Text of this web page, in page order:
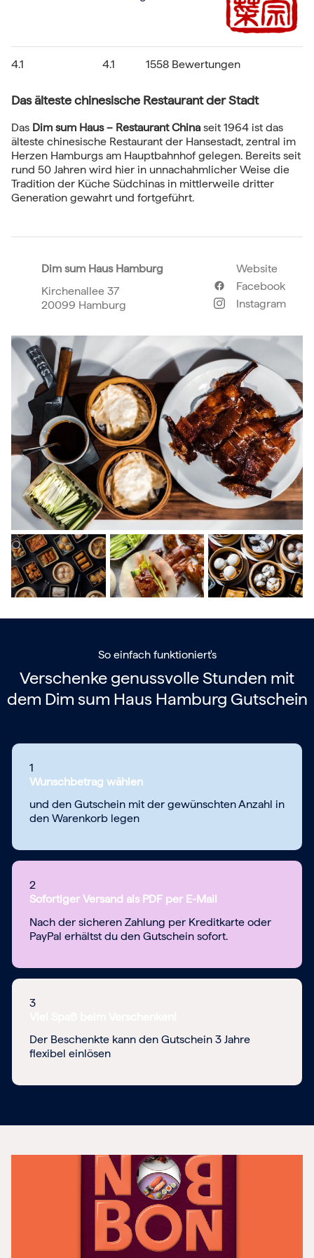
4.1 4.1 1558 Bewertungen
Das älteste chinesische Restaurant der Stadt
Das Dim sum Haus – Restaurant Chinaseit 1964 ist das
älteste chinesische Restaurant der Hansestadt, zentral im
Herzen Hamburgs am Hauptbahnhof gelegen. Bereits seit
rund 50 Jahren wird hier in unnachahmlicher Weise die
Tradition der Küche Südchinas in mittlerweile dritter
Generation gewahrt und fortgeführt.
Dim sum Haus Hamburg
Kirchenallee 37
20099 Hamburg
Website
Facebook
Instagram
So einfach funktioniert's
Verschenke genussvolle Stunden mit
dem Dim sum Haus Hamburg Gutschein
1
Wunschbetrag wählen
und den Gutschein mit der gewünschten Anzahl in
den Warenkorb legen
2
Sofortiger Versand als PDF per E-Mail
Nach der sicheren Zahlung per Kreditkarte oder
PayPal erhältst du den Gutschein sofort.
3
Der Beschenkte kann den Gutschein 3 Jahre
flexibel einlösen